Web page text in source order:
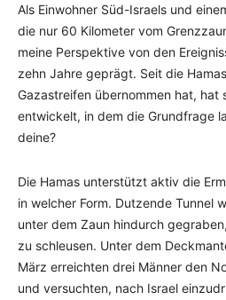
Als Einwohner Süd-Israels und
die nur 60 Kilometer vom
meine Perspektive von den
zehn Jahre geprägt. Seit die
Gazastreifen übernommen hat, hat
entwickelt, in dem die Grundfrage
deine?
Die Hamas unterstützt aktiv die
in welcher Form. Dutzende Tunnel
unter dem Zaun hindurch
zu schleusen. Unter dem
März erreichten drei Männer den
und versuchten, nach Israel